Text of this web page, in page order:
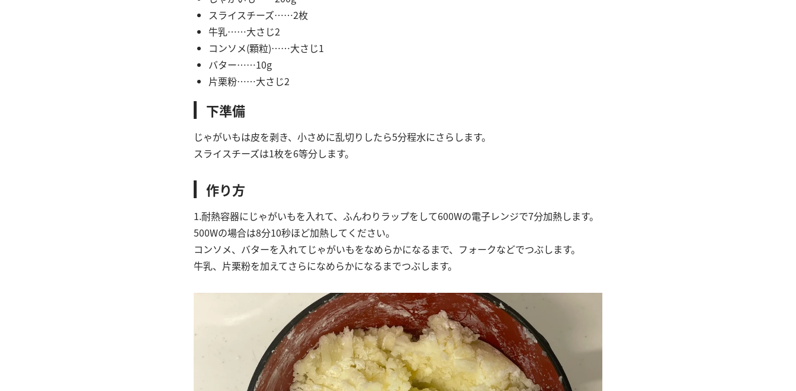
スライスチーズ……2枚
牛乳……大さじ2
コンソメ(顆粒)……大さじ1
バター……10g
片栗粉……大さじ2
下準備
じゃがいもは皮を剥き、小さめに乱切りしたら5分程水にさらします。
スライスチーズは1枚を6等分します。
作り方
1.耐熱容器にじゃがいもを入れて、ふんわりラップをして600Wの電子レンジで7分加熱します。
500Wの場合は8分10秒ほど加熱してください。
コンソメ、バターを入れてじゃがいもをなめらかになるまで、フォークなどでつぶします。
牛乳、片栗粉を加えてさらになめらかになるまでつぶします。